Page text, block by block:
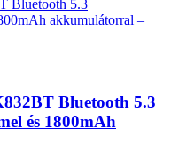
Bluetooth 5.3
és 1800mAh